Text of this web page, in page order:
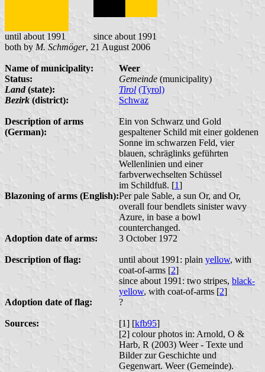
until about 1991
since about 1991
both by M. Schmöger, 21 August 2006
Name of municipality:
Weer
Status:
Gemeinde (municipality)
Land(state): Tirol (Tyrol)
Bezirk (district): Schwaz
Description of arms
(German):
Ein von Schwarz und Gold
gespaltener Schild mit einer goldenen
Sonne im schwarzen Feld, vier
blauen, schräglinks geführten
Wellenlinien und einer
farbverwechselten Schüssel
im Schildfuß. [1]
Blazoning of arms (English):Per pale Sable, a sun Or, and Or,
overall four bendlets sinister wavy
Azure, in base a bowl
counterchanged.
Adoption date of arms:
3 October 1972
Description of flag: until about 1991: plain yellow, with
coat-of-arms [2]
since about 1991: two stripes, black-
yellow, with coat-of-arms [2]
Adoption date of flag:
?
Sources: [1] [kfb95]
[2] colour photos in: Arnold, O &
Harb, R (2003) Weer - Texte und
Bilder zur Geschichte und
Gegenwart. Weer (Gemeinde).